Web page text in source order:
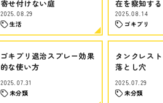
寄せ付けない庭
2025.08.29
生活
在を察知する
2025.08.14
ゴキブリ
ゴキブリ退治スプレー効果
的な使い方
2025.07.31
未分類
タンクレス
落とし穴
2025.07.29
未分類